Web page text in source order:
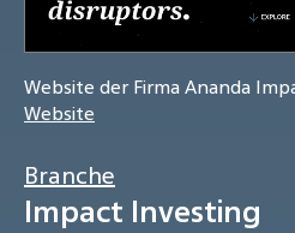
Website der Firma Ananda
Website
Branche
Impact Investing